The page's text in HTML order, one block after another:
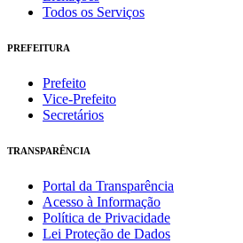
Todos os Serviços
PREFEITURA
Prefeito
Vice-Prefeito
Secretários
TRANSPARÊNCIA
Portal da Transparência
Acesso à Informação
Política de Privacidade
Lei Proteção de Dados